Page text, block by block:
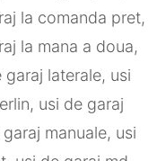
la comanda pret,
la mana a doua,
garaj laterale, usi
, usi de garaj
manuale, usi